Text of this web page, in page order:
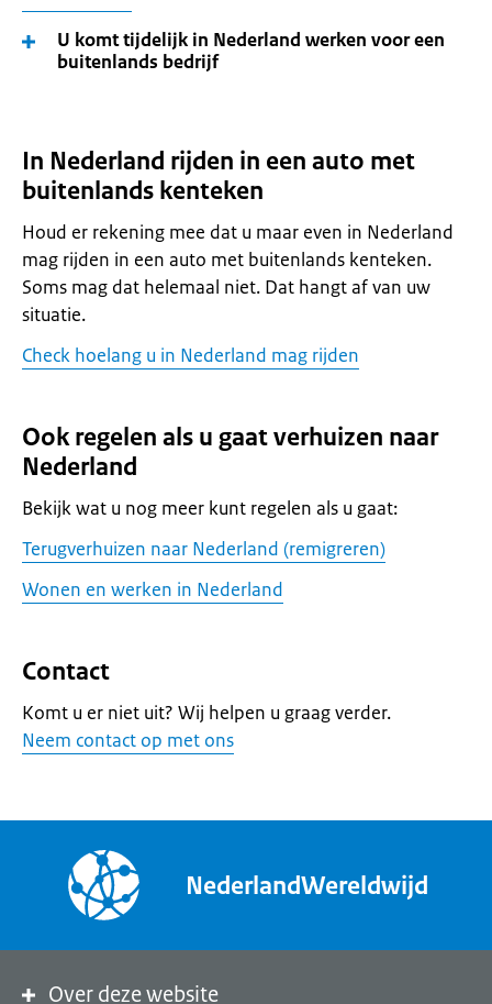
U komt tijdelijk in Nederland werken voor een
buitenlands bedrijf
In Nederland rijden in een auto met
buitenlands kenteken
Houd er rekening mee dat u maar even in Nederland
mag rijden in een auto met buitenlands kenteken.
Soms mag dat helemaal niet. Dat hangt af van uw
situatie.
Check hoelang u in Nederland mag rijden
Ook regelen als u gaat verhuizen naar
Nederland
Bekijk wat u nog meer kunt regelen als u gaat:
Terugverhuizen naar Nederland (remigreren)
Wonen en werken in Nederland
Contact
Komt u er niet uit? Wij helpen u graag verder.
Neem contact op met ons
NederlandWereldwijd
Over deze website